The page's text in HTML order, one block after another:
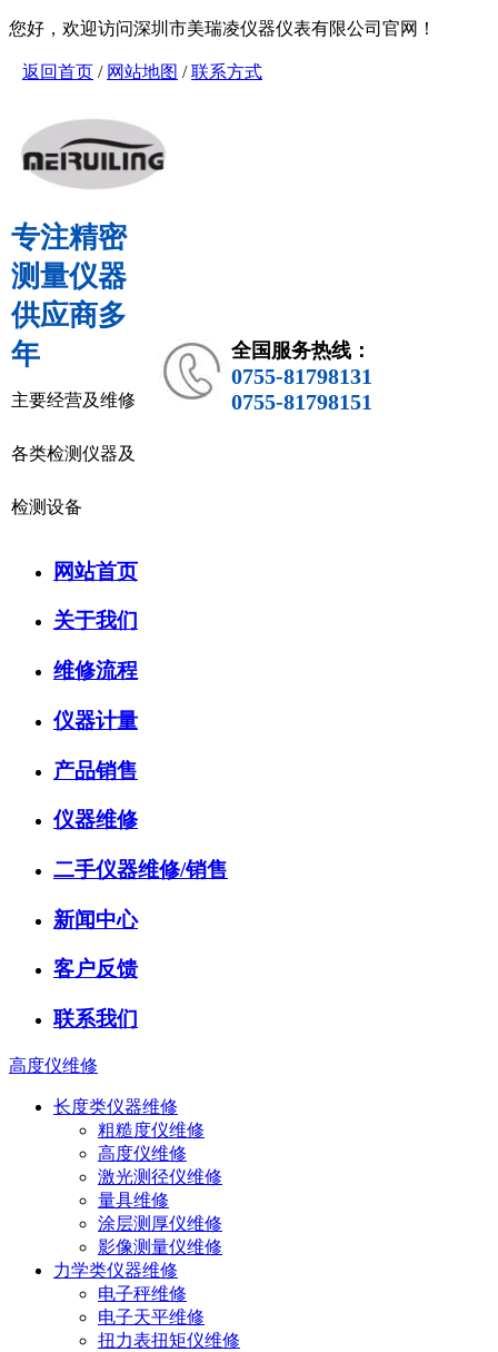
您好，欢迎访问深圳市美瑞凌仪器仪表有限公司官网！
返回首页 / 网站地图 /联系方式
专注精密
测量仪器
供应商多
年
主要经营及维修
各类检测仪器及
检测设备
全国服务热线：
0755-81798131
0755-81798151
网站首页
关于我们
维修流程
仪器计量
产品销售
仪器维修
二手仪器维修/销售
新闻中心
客户反馈
联系我们
高度仪维修
长度类仪器维修
粗糙度仪维修
高度仪维修
激光测径仪维修
量具维修
涂层测厚仪维修
影像测量仪维修
力学类仪器维修
电子秤维修
电子天平维修
扭力表扭矩仪维修